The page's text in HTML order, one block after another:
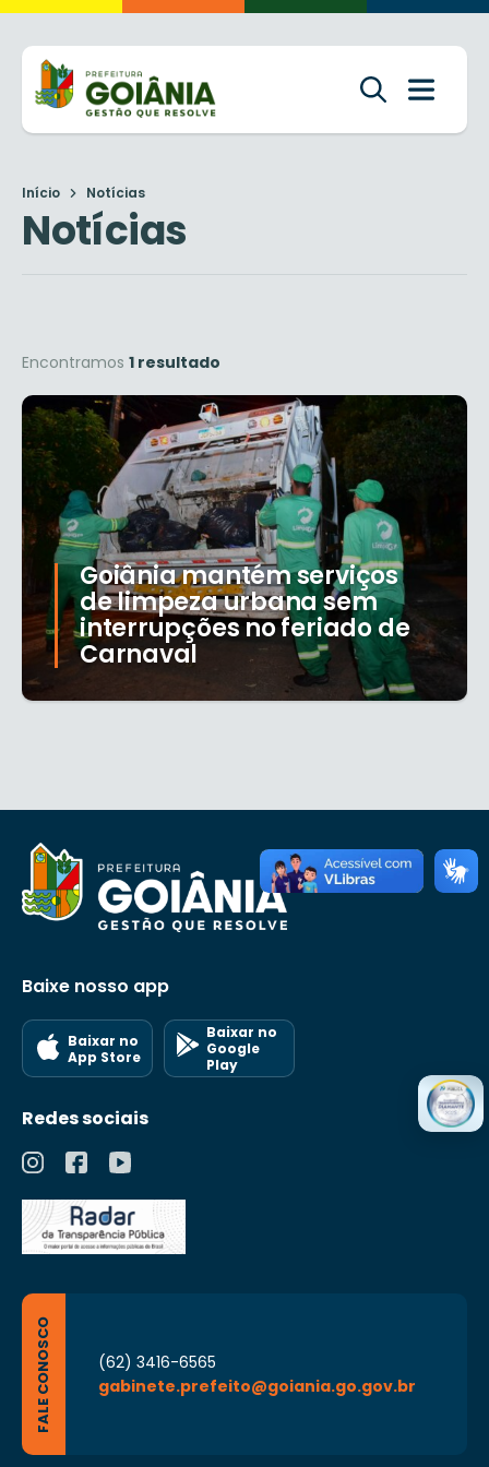
Início Notícias
Notícias
Encontramos 1 resultado
Goiânia mantém serviços
de limpeza urbana sem
interrupções no feriado de
Carnaval
Baixe nosso app
Baixar no
App Store
Baixar no
Google
Play
Redes sociais
FALE CONOSCO
(62) 3416-6565
gabinete.prefeito@goiania.go.gov.br